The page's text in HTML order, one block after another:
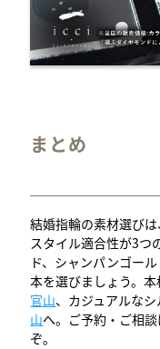
まとめ
結婚指輪の素材選び
スタイル適合性が3つ
ド、シャンパンゴー
本を選びましょう。
官山、カジュアルな
山へ。ご予約・ご相
ぞ。